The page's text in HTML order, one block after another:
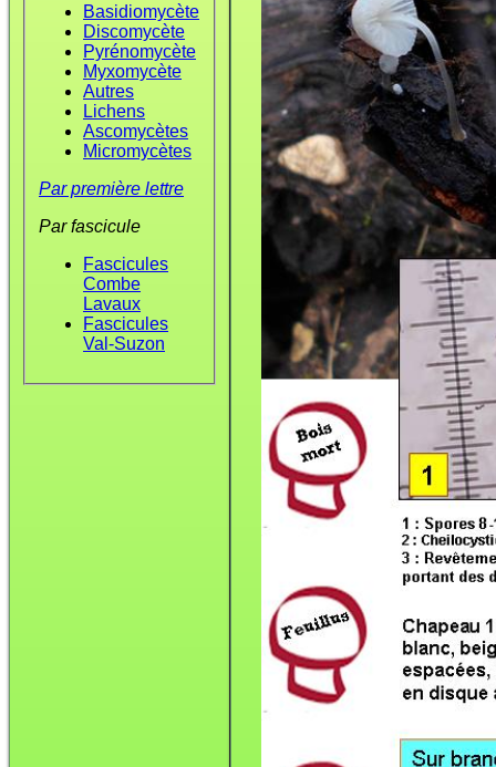
Basidiomycète
Discomycète
Pyrénomycète
Myxomycète
Autres
Lichens
Ascomycètes
Micromycètes
Par première lettre
Par fascicule
Fascicules
Combe
Lavaux
Fascicules
Val-Suzon